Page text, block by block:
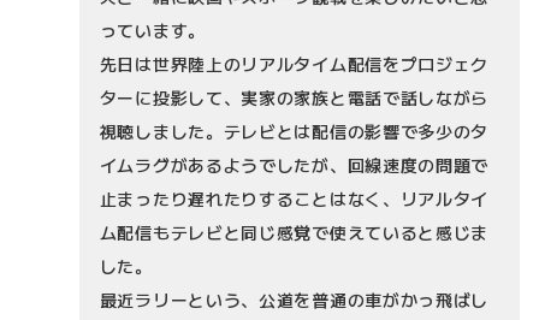
っています。
先日は世界陸上のリアルタイム配信をプロジェク
ターに投影して、実家の家族と電話で話しながら
視聴しました。テレビとは配信の影響で多少のタ
イムラグがあるようでしたが、回線速度の問題で
止まったり遅れたりすることはなく、リアルタイ
ム配信もテレビと同じ感覚で使えていると感じま
した。
最近ラリーという、公道を普通の車がかっ飛ばし